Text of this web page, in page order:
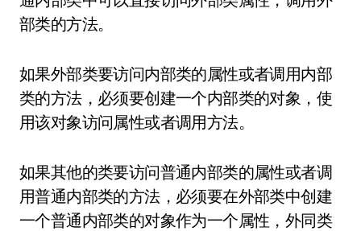
部类的方法。
如果外部类要访问内部类的属性或者调用内部
类的方法，必须要创建一个内部类的对象，使
用该对象访问属性或者调用方法。
如果其他的类要访问普通内部类的属性或者调
用普通内部类的方法，必须要在外部类中创建
一个普通内部类的对象作为一个属性，外同类